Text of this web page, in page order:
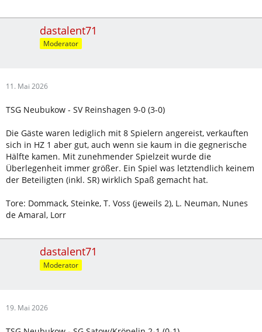
dastalent71
Moderator
11. Mai 2026
TSG Neubukow - SV Reinshagen 9-0 (3-0)
Die Gäste waren lediglich mit 8 Spielern angereist, verkauften
sich in HZ 1 aber gut, auch wenn sie kaum in die gegnerische
Hälfte kamen. Mit zunehmender Spielzeit wurde die
Überlegenheit immer größer. Ein Spiel was letztendlich keinem
der Beteiligten (inkl. SR) wirklich Spaß gemacht hat.
Tore: Dommack, Steinke, T. Voss (jeweils 2), L. Neuman, Nunes
de Amaral, Lorr
dastalent71
Moderator
19. Mai 2026